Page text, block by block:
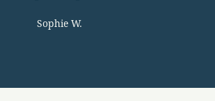
Sophie W.